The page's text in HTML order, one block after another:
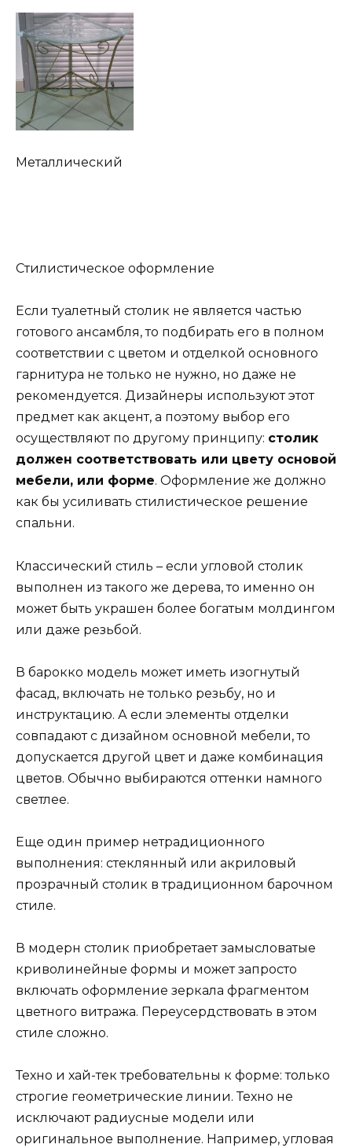
Металлический
Стилистическое оформление
Если туалетный столик не является частью
готового ансамбля, то подбирать его в полном
соответствии с цветом и отделкой основного
гарнитура не только не нужно, но даже не
рекомендуется. Дизайнеры используют этот
предмет как акцент, а поэтому выбор его
осуществляют по другому принципу: столик
должен соответствовать или цвету основой
мебели, или форме. Оформление же должно
как бы усиливать стилистическое решение
спальни.
Классический стиль – если угловой столик
выполнен из такого же дерева, то именно он
может быть украшен более богатым молдингом
или даже резьбой.
В барокко модель может иметь изогнутый
фасад, включать не только резьбу, но и
инструктацию. А если элементы отделки
совпадают с дизайном основной мебели, то
допускается другой цвет и даже комбинация
цветов. Обычно выбираются оттенки намного
светлее.
Еще один пример нетрадиционного
выполнения: стеклянный или акриловый
прозрачный столик в традиционном барочном
стиле.
В модерн столик приобретает замысловатые
криволинейные формы и может запросто
включать оформление зеркала фрагментом
цветного витража. Переусердствовать в этом
стиле сложно.
Техно и хай-тек требовательны к форме: только
строгие геометрические линии. Техно не
исключают радиусные модели или
оригинальное выполнение. Например, угловая